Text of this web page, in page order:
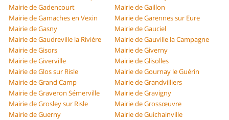
Mairie de Gadencourt
Mairie de Gaillon
Mairie de Gamaches en Vexin
Mairie de Garennes sur Eure
Mairie de Gasny
Mairie de Gauciel
Mairie de Gaudreville la Rivière
Mairie de Gauville la Campagne
Mairie de Gisors
Mairie de Giverny
Mairie de Giverville
Mairie de Glisolles
Mairie de Glos sur Risle
Mairie de Gournay le Guérin
Mairie de Grand Camp
Mairie de Grandvilliers
Mairie de Graveron Sémerville
Mairie de Gravigny
Mairie de Grosley sur Risle
Mairie de Grossœuvre
Mairie de Guerny
Mairie de Guichainville